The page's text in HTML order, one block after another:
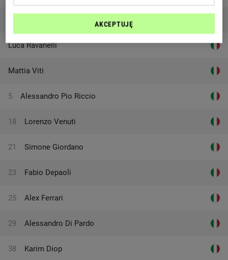
Luca Ravanelli
Mattia Viti
5 Alessandro Pio Riccio
18 Lorenzo Venuti
21 Simone Giordano
23 Fabio Depaoli
25 Alex Ferrari
29 Alessandro Di Pardo
38 Karim Diop
AKCEPTUJĘ